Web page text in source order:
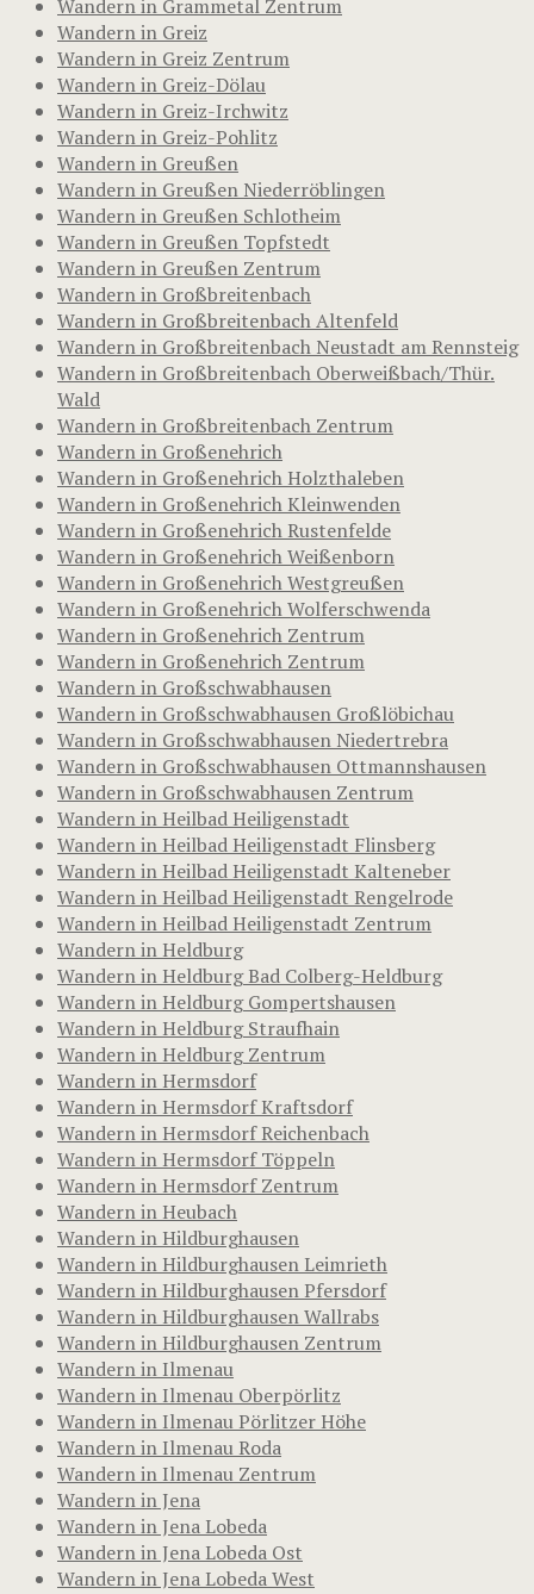
Wandern in Grammetal Zentrum
Wandern in Greiz
Wandern in Greiz Zentrum
Wandern in Greiz-Dölau
Wandern in Greiz-Irchwitz
Wandern in Greiz-Pohlitz
Wandern in Greußen
Wandern in Greußen Niederröblingen
Wandern in Greußen Schlotheim
Wandern in Greußen Topfstedt
Wandern in Greußen Zentrum
Wandern in Großbreitenbach
Wandern in Großbreitenbach Altenfeld
Wandern in Großbreitenbach Neustadt am Rennsteig
Wandern in Großbreitenbach Oberweißbach/Thür.
Wald
Wandern in Großbreitenbach Zentrum
Wandern in Großenehrich
Wandern in Großenehrich Holzthaleben
Wandern in Großenehrich Kleinwenden
Wandern in Großenehrich Rustenfelde
Wandern in Großenehrich Weißenborn
Wandern in Großenehrich Westgreußen
Wandern in Großenehrich Wolferschwenda
Wandern in Großenehrich Zentrum
Wandern in Großenehrich Zentrum
Wandern in Großschwabhausen
Wandern in Großschwabhausen Großlöbichau
Wandern in Großschwabhausen Niedertrebra
Wandern in Großschwabhausen Ottmannshausen
Wandern in Großschwabhausen Zentrum
Wandern in Heilbad Heiligenstadt
Wandern in Heilbad Heiligenstadt Flinsberg
Wandern in Heilbad Heiligenstadt Kalteneber
Wandern in Heilbad Heiligenstadt Rengelrode
Wandern in Heilbad Heiligenstadt Zentrum
Wandern in Heldburg
Wandern in Heldburg Bad Colberg-Heldburg
Wandern in Heldburg Gompertshausen
Wandern in Heldburg Straufhain
Wandern in Heldburg Zentrum
Wandern in Hermsdorf
Wandern in Hermsdorf Kraftsdorf
Wandern in Hermsdorf Reichenbach
Wandern in Hermsdorf Töppeln
Wandern in Hermsdorf Zentrum
Wandern in Heubach
Wandern in Hildburghausen
Wandern in Hildburghausen Leimrieth
Wandern in Hildburghausen Pfersdorf
Wandern in Hildburghausen Wallrabs
Wandern in Hildburghausen Zentrum
Wandern in Ilmenau
Wandern in Ilmenau Oberpörlitz
Wandern in Ilmenau Pörlitzer Höhe
Wandern in Ilmenau Roda
Wandern in Ilmenau Zentrum
Wandern in Jena
Wandern in Jena Lobeda
Wandern in Jena Lobeda Ost
Wandern in Jena Lobeda West